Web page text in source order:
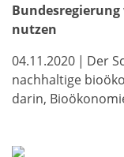
nutzen
04.11.2020 | Der
nachhaltige
darin,